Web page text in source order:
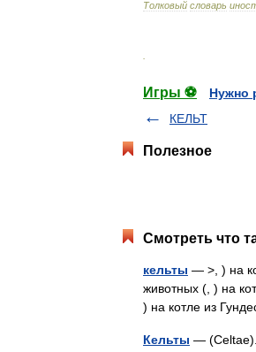
Толковый словарь
Игры ⚽
Нужно
КЕЛЬТ
Полезное
Смотреть что
кельты — >, ) на
животных (, ) на
) на котле из
Кельты —